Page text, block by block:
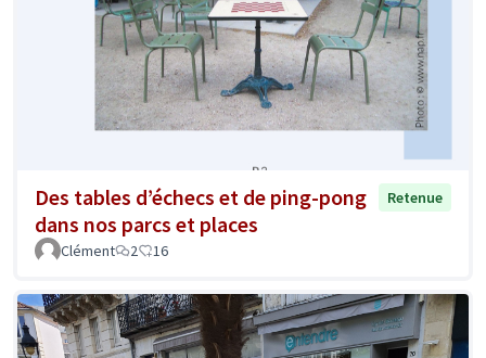
Des tables d’échecs et de ping-pong
dans nos parcs et places
Retenue
Clément 2 16